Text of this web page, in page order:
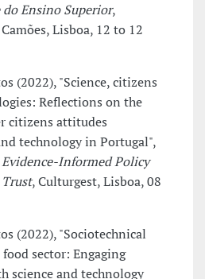
do Ensino Superior,
Lisboa, 12 to 12
(2022), "Science, citizens
Reflections on the
citizens attitudes
technology in Portugal",
Evidence-Informed Policy
, Culturgest, Lisboa, 08
(2022), "Sociotechnical
sector: Engaging
science and technology